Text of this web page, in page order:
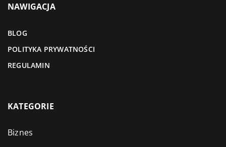
NAWIGACJA
BLOG
POLITYKA PRYWATNOŚCI
REGULAMIN
KATEGORIE
Biznes